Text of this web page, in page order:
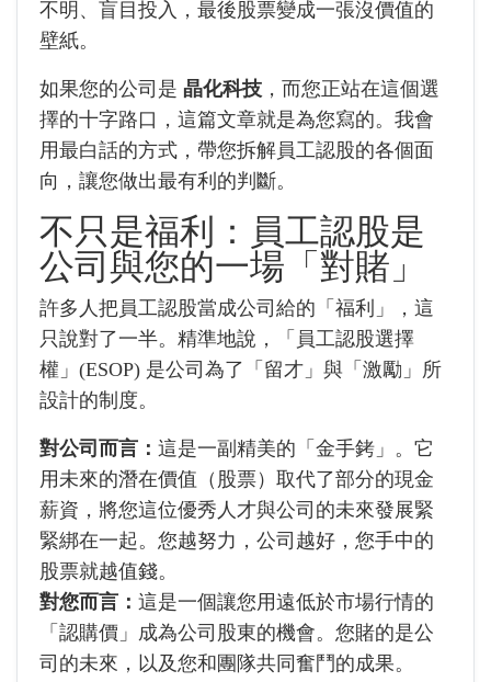
不明、盲目投入，最後股票變成一張沒價值的
壁紙。
如果您的公司是 晶化科技 ，而您正站在這個選
擇的十字路口，這篇文章就是為您寫的。我會
用最白話的方式，帶您拆解員工認股的各個面
向，讓您做出最有利的判斷。
不只是福利：員工認股是
公司與您的一場「對賭」
許多人把員工認股當成公司給的「福利」，這
只說對了一半。精準地說，「員工認股選擇
權」(ESOP) 是公司為了「留才」與「激勵」所
設計的制度。
對公司而言： 這是一副精美的「金手銬」。它
用未來的潛在價值（股票）取代了部分的現金
薪資，將您這位優秀人才與公司的未來發展緊
緊綁在一起。您越努力，公司越好，您手中的
股票就越值錢。
對您而言： 這是一個讓您用遠低於市場行情的
「認購價」成為公司股東的機會。您賭的是公
司的未來，以及您和團隊共同奮鬥的成果。